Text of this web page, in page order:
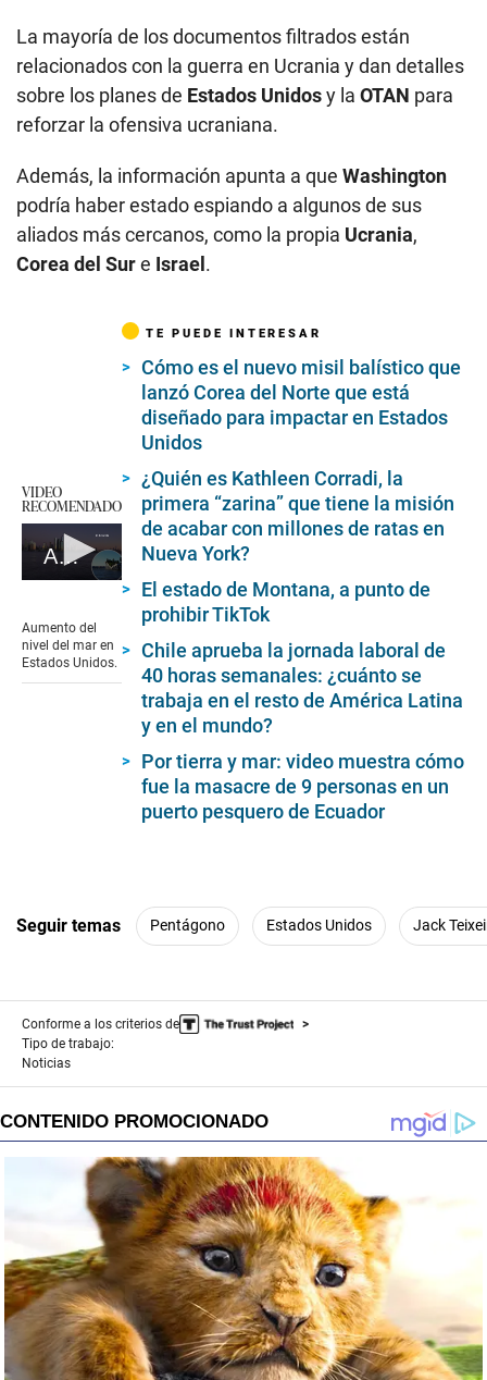
La mayoría de los documentos filtrados están
relacionados con la guerra en Ucrania y dan detalles
sobre los planes de Estados Unidosy la OTAN para
reforzar la ofensiva ucraniana.
Además, la información apunta a que Washington
podría haber estado espiando a algunos de sus
aliados más cercanos, como la propia Ucrania,
Corea del Sure Israel.
VIDEO
RECOMENDADO
Aumento del nivel del mar en Estados Unidos
of
1
minute,
Aumento del
nivel del mar en
Estados Unidos.
TE PUEDE INTERESAR
Cómo es el nuevo misil balístico que
lanzó Corea del Norte que está
diseñado para impactar en Estados
Unidos
¿Quién es Kathleen Corradi, la
primera “zarina” que tiene la misión
de acabar con millones de ratas en
Nueva York?
El estado de Montana, a punto de
prohibir TikTok
Chile aprueba la jornada laboral de
40 horas semanales: ¿cuánto se
trabaja en el resto de América Latina
y en el mundo?
Por tierra y mar: video muestra cómo
fue la masacre de 9 personas en un
puerto pesquero de Ecuador
Seguir temas Pentágono Estados Unidos Jack
Conforme a los criterios de
Tipo de trabajo:
Noticias